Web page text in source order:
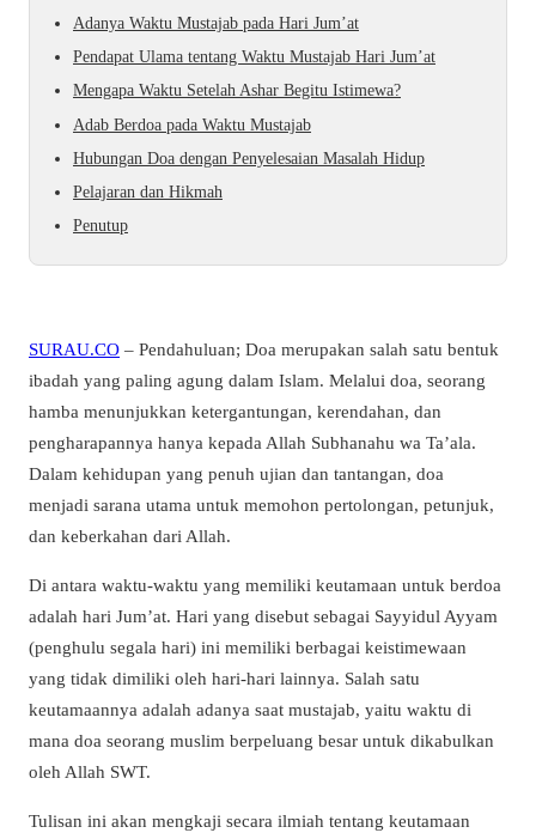
Adanya Waktu Mustajab pada Hari Jum’at
Pendapat Ulama tentang Waktu Mustajab Hari Jum’at
Mengapa Waktu Setelah Ashar Begitu Istimewa?
Adab Berdoa pada Waktu Mustajab
Hubungan Doa dengan Penyelesaian Masalah Hidup
Pelajaran dan Hikmah
Penutup
SURAU.CO – Pendahuluan; Doa merupakan salah satu bentuk
ibadah yang paling agung dalam Islam. Melalui doa, seorang
hamba menunjukkan ketergantungan, kerendahan, dan
pengharapannya hanya kepada Allah Subhanahu wa Ta’ala.
Dalam kehidupan yang penuh ujian dan tantangan, doa
menjadi sarana utama untuk memohon pertolongan, petunjuk,
dan keberkahan dari Allah.
Di antara waktu-waktu yang memiliki keutamaan untuk berdoa
adalah hari Jum’at. Hari yang disebut sebagai Sayyidul Ayyam
(penghulu segala hari) ini memiliki berbagai keistimewaan
yang tidak dimiliki oleh hari-hari lainnya. Salah satu
keutamaannya adalah adanya saat mustajab, yaitu waktu di
mana doa seorang muslim berpeluang besar untuk dikabulkan
oleh Allah SWT.
Tulisan ini akan mengkaji secara ilmiah tentang keutamaan